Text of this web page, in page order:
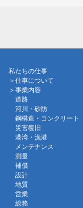
私たちの仕事
＞仕事について
＞事業内容
道路
河川・砂防
鋼構造・コンクリート
災害復旧
港湾・漁港
メンテナンス
測量
補償
設計
地質
営業
総務